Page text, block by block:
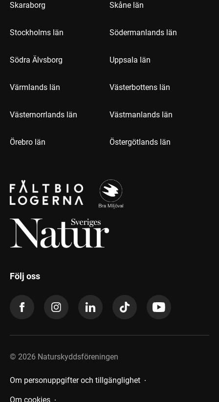
Skaraborg Skåne län
Stockholms län Södermanlands län
Södra Älvsborg Uppsala län
Värmlands län Västerbottens län
Västernorrlands län Västmanlands län
Örebro län Östergötlands län
Följ oss
© 2026 Naturskyddsföreningen
Om personuppgifter och tillgänglighet
Om cookies